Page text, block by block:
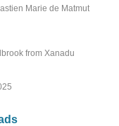
Marie de Matmut
from Xanadu